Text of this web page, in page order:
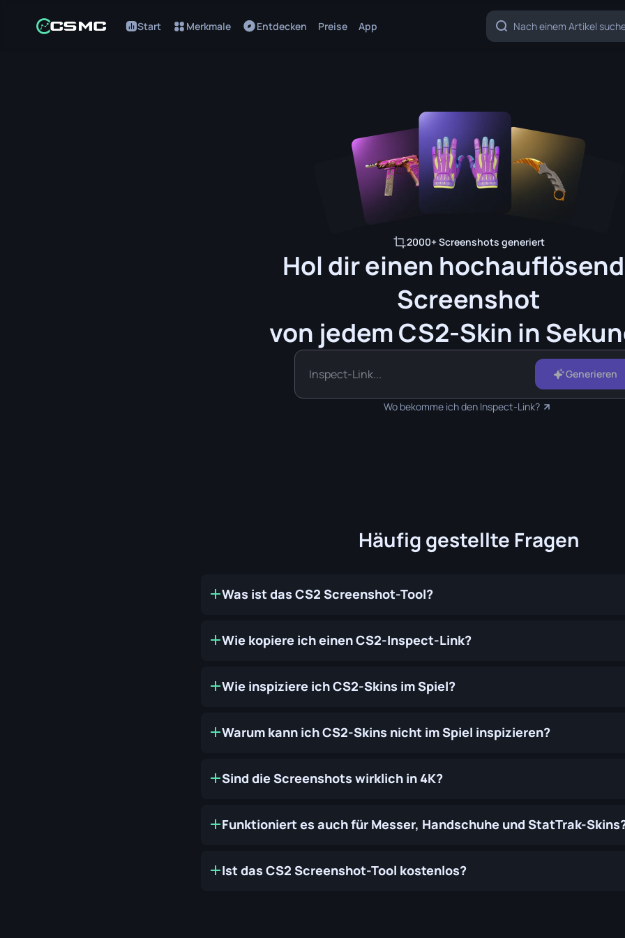
Start Merkmale Entdecken Preise App
2000+ Screenshots generiert
Hol dir einen
Screenshot
von jedem CS2-Skin in
Generieren
Wo bekomme ich den Inspect-Link?
Häufig gestellte Fragen
Was ist das CS2 Screenshot-Tool?
Wie kopiere ich einen CS2-Inspect-Link?
Wie inspiziere ich CS2-Skins im Spiel?
Warum kann ich CS2-Skins nicht im Spiel inspizieren?
Sind die Screenshots wirklich in 4K?
Funktioniert es auch für Messer, Handschuhe und StatTrak-
Ist das CS2 Screenshot-Tool kostenlos?